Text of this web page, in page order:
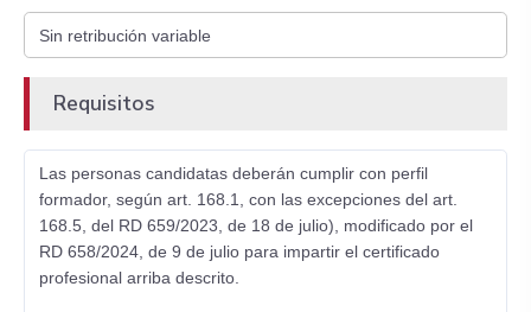
Requisitos
Las personas candidatas deberán cumplir con perfil
formador, según art. 168.1, con las excepciones del art.
168.5, del RD 659/2023, de 18 de julio), modificado por el
RD 658/2024, de 9 de julio para impartir el certificado
profesional arriba descrito.